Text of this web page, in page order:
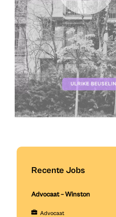
Recente Jobs
Advocaat – Winston
Advocaat